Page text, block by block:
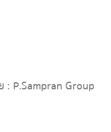
: P.Sampran Group